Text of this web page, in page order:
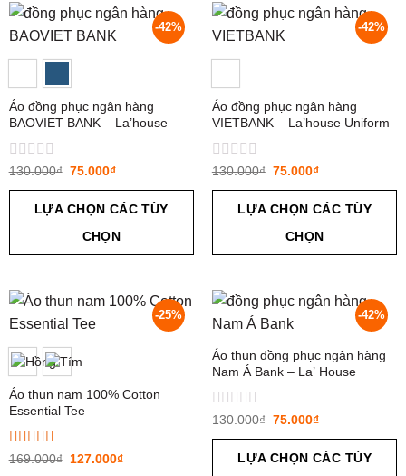
-42%
Áo đồng phục ngân hàng
BAOVIET BANK – La’house
Được
130.000₫ 75.000₫
LỰA CHỌN CÁC TÙY
CHỌN
-42%
Áo đồng phục ngân hàng
VIETBANK – La’house Uniform
Được
130.000₫ 75.000₫
LỰA CHỌN CÁC TÙY
CHỌN
-25%
Áo thun nam 100% Cotton
Essential Tee
Được xếp
169.000₫ 127.000₫
-42%
Áo thun đồng phục ngân hàng
Nam Á Bank – La’ House
Được
130.000₫ 75.000₫
LỰA CHỌN CÁC TÙY